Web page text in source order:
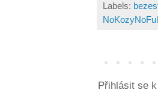
Labels:
Přihlásit se